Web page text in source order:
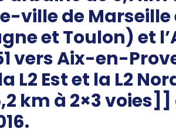
de Marseille
et Toulon) et
vers Aix-en-
Est et la L2
km à 2×3 voies]]